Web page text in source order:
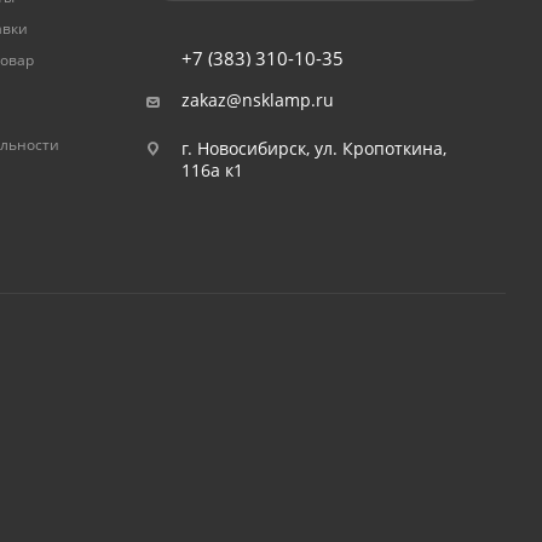
+7 (383) 310-10-35
zakaz@nsklamp.ru
г. Новосибирск, ул. Кропоткина,
116а к1